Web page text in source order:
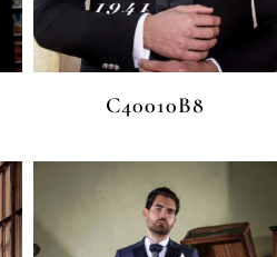
C40010B8